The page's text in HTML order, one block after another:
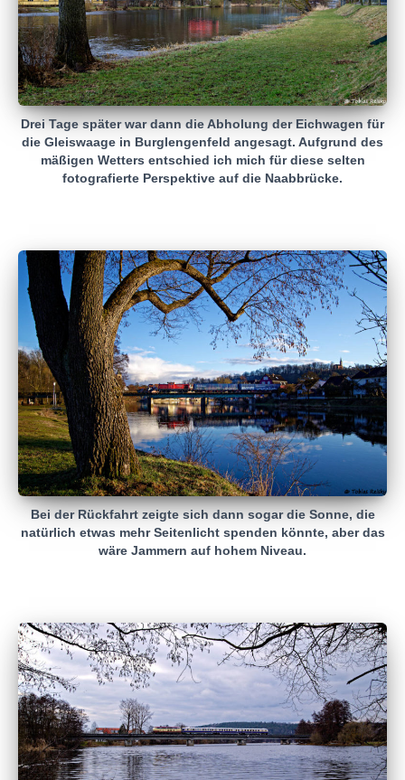
Drei Tage später war dann die Abholung der Eichwagen für
die Gleiswaage in Burglengenfeld angesagt. Aufgrund des
mäßigen Wetters entschied ich mich für diese selten
fotografierte Perspektive auf die Naabbrücke.
Bei der Rückfahrt zeigte sich dann sogar die Sonne, die
natürlich etwas mehr Seitenlicht spenden könnte, aber das
wäre Jammern auf hohem Niveau.